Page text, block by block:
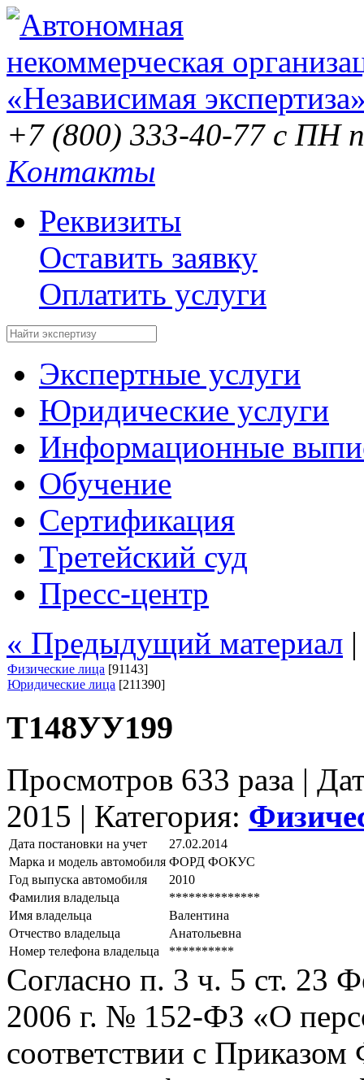
+7 (800) 333-40-77 с ПН
Контакты
Реквизиты
Оставить заявку
Оплатить услуги
Экспертные услуги
Юридические услуги
Информационные
Обучение
Сертификация
Третейский суд
Пресс-центр
« Предыдущий материал
Физические лица [91143]
Юридические лица [211390]
Т148УУ199
Просмотров 633 раза |
2015 | Категория:
Дата постановки на учет
27.02.2014
Марка и модель автомобиля ФОРД ФОКУС
Год выпуска автомобиля
2010
Фамилия владельца
**************
Имя владельца
Валентина
Отчество владельца
Анатольевна
Номер телефона владельца
**********
Согласно п. 3 ч. 5 ст. 23
2006 г. № 152-ФЗ «О
соответствии с